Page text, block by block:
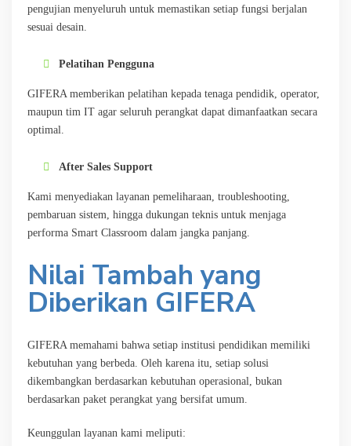
pengujian menyeluruh untuk memastikan setiap fungsi berjalan
sesuai desain.
Pelatihan Pengguna
GIFERA memberikan pelatihan kepada tenaga pendidik, operator,
maupun tim IT agar seluruh perangkat dapat dimanfaatkan secara
optimal.
After Sales Support
Kami menyediakan layanan pemeliharaan, troubleshooting,
pembaruan sistem, hingga dukungan teknis untuk menjaga
performa Smart Classroom dalam jangka panjang.
Nilai Tambah yang
Diberikan GIFERA
GIFERA memahami bahwa setiap institusi pendidikan memiliki
kebutuhan yang berbeda. Oleh karena itu, setiap solusi
dikembangkan berdasarkan kebutuhan operasional, bukan
berdasarkan paket perangkat yang bersifat umum.
Keunggulan layanan kami meliputi: